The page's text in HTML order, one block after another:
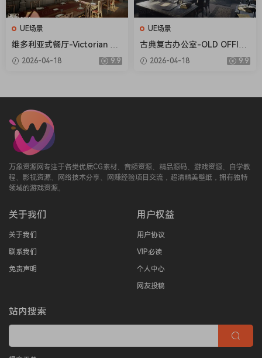
UE场景
维多利亚式餐厅-Victorian Di
ning Room
2026-04-18 9.9
UE场景
古典复古办公室-OLD OFFICE
(MODULAR)
2026-04-18 9.9
万象资源网专注于各类优质CG素材、音频资源、精品源码、游戏资源、自学教
程、影视资源、网络技术分享、网赚经验项目交流，超清精美壁纸，拥有独特
领域的游戏资源。
关于我们
关于我们
联系我们
免责声明
用户权益
用户协议
VIP必读
个人中心
网友投稿
站内搜索